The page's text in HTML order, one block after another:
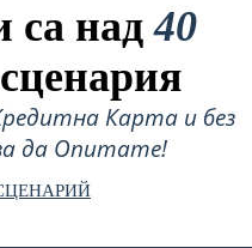
са над40
сценария
Карта и без
да Опитате!